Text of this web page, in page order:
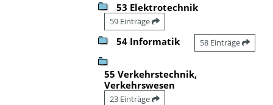
53 Elektrotechnik
59 Einträge
54 Informatik 58 Einträge
55 Verkehrstechnik,
Verkehrswesen
23 Einträge